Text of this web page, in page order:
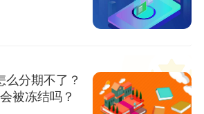
么分期不了？
被冻结吗？